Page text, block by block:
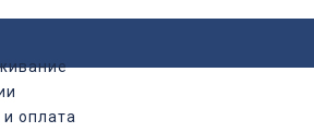
оплата